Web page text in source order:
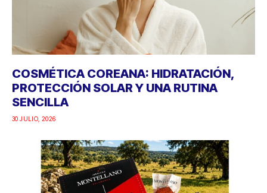
COSMÉTICA COREANA: HIDRATACIÓN,
PROTECCIÓN SOLAR Y UNA RUTINA
SENCILLA
30 JULIO, 2026